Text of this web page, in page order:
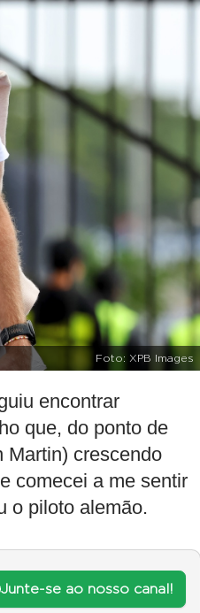
Foto: XPB Images
encontrar
que, do ponto de
Martin) crescendo
comecei a me sentir
o piloto alemão.
Junte-se ao nosso canal!